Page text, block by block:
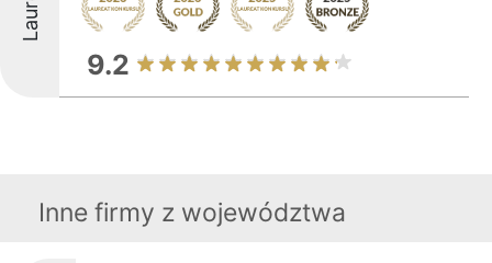
9.2
Inne firmy z województwa